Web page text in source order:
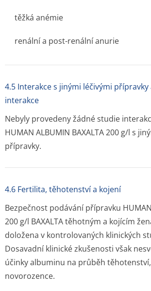
těžká anémie
renální a post-renální anurie
4.5 Interakce s jinými léčivými
interakce
Nebyly provedeny žádné studie
HUMAN ALBUMIN BAXALTA 200 g/l s
přípravky.
4.6 Fertilita, těhotenství a kojení
Bezpečnost podávání přípravku
200 g/l BAXALTA těhotným a kojícím
doložena v kontrolovaných klinických
Dosavadní klinické zkušenosti však
účinky albuminu na průběh
novorozence.